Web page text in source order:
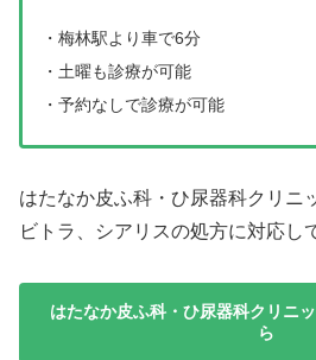
・梅林駅より車で6分
・土曜も診療が可能
・予約なしで診療が可能
はたなか皮ふ科・ひ尿器科クリニ
ビトラ、シアリスの処方に対応し
はたなか皮ふ科・ひ尿器科クリニ
ら